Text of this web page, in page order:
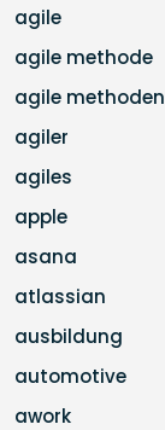
agile
agile methode
agile methoden
agiler
agiles
apple
asana
atlassian
ausbildung
automotive
awork